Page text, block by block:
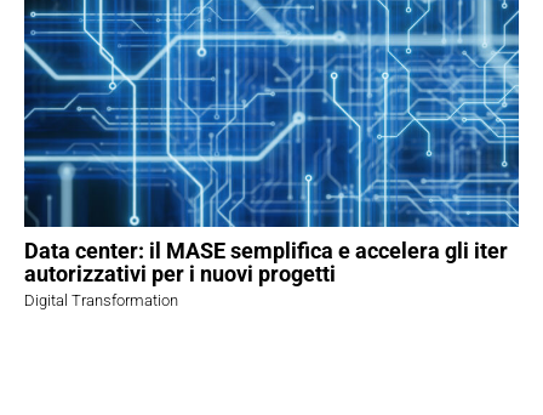
Data center: il MASE semplifica e accelera gli iter
autorizzativi per i nuovi progetti
Digital Transformation